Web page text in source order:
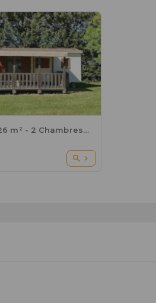
CHALET - 26 m² - 2 Chambres - 4/5 pers